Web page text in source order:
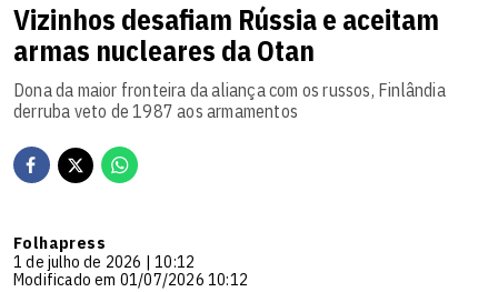
Vizinhos desafiam Rússia e aceitam
armas nucleares da Otan
Dona da maior fronteira da aliança com os russos, Finlândia
derruba veto de 1987 aos armamentos
Folhapress
1 de julho de 2026 | 10:12
Modificado em 01/07/2026 10:12